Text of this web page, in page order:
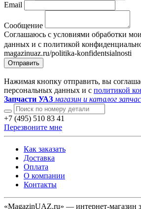
Email
Сообщение
Соглашаюсь с условиями обработки
данных и с политикой
magazinuaz.ru/politika-konfidentsialnosti
Отправить
Нажимая кнопку отправить, вы
персональных данных и с политикой
Запчасти УАЗ магазин и каталог
+7 (495) 510 83 41
Перезвоните мне
Как заказать
Доставка
Оплата
О компании
Контакты
«MagazinUAZ.ru» — интернет-магазин